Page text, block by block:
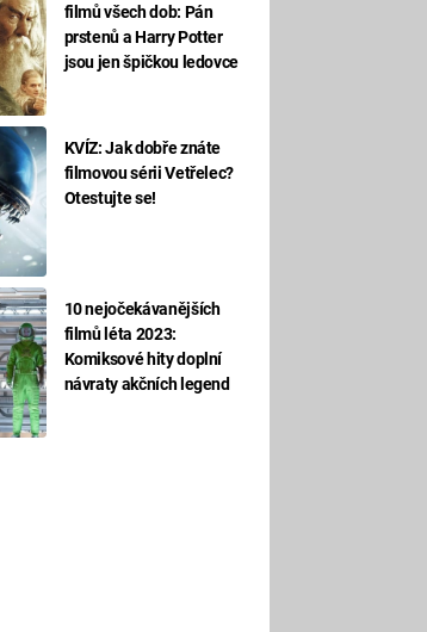
filmů všech dob: Pán
prstenů a Harry Potter
jsou jen špičkou ledovce
KVÍZ: Jak dobře znáte
filmovou sérii Vetřelec?
Otestujte se!
10 nejočekávanějších
filmů léta 2023:
Komiksové hity doplní
návraty akčních legend